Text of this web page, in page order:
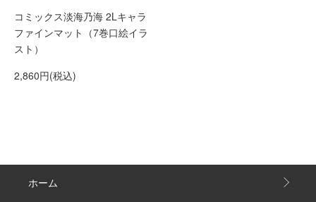
コミックス淡海乃海 2Lキャラ
ファインマット（7巻口絵イラ
スト）
2,860円(税込)
ホーム